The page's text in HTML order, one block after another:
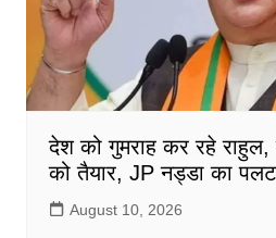
देश को गुमराह कर रहे
को तैयार, JP नड्डा का
August 10, 2026